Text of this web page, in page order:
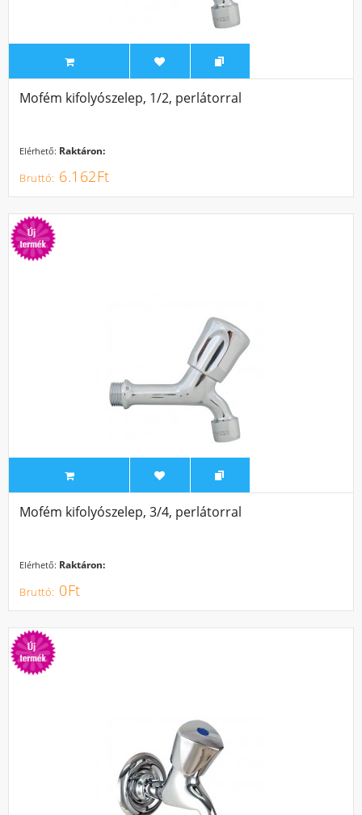
Mofém kifolyószelep, 1/2, perlátorral
Elérhető: Raktáron:
6.162Ft
Mofém kifolyószelep, 3/4, perlátorral
Elérhető: Raktáron:
0Ft